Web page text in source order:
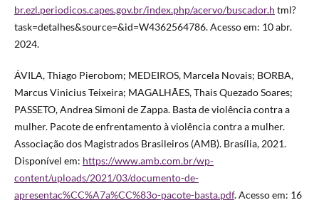
br.ezl.periodicos.capes.gov.br/index.php/acervo/buscador.h tml?
task=detalhes&source=&id=W4362564786. Acesso em: 10 abr.
2024.
ÁVILA, Thiago Pierobom; MEDEIROS, Marcela Novais; BORBA,
Marcus Vinicius Teixeira; MAGALHÃES, Thais Quezado Soares;
PASSETO, Andrea Simoni de Zappa. Basta de violência contra a
mulher. Pacote de enfrentamento à violência contra a mulher.
Associação dos Magistrados Brasileiros (AMB). Brasília, 2021.
Disponível em: https://www.amb.com.br/wp-
content/uploads/2021/03/documento-de-
apresentac%CC%A7a%CC%83o-pacote-basta.pdf. Acesso em: 16